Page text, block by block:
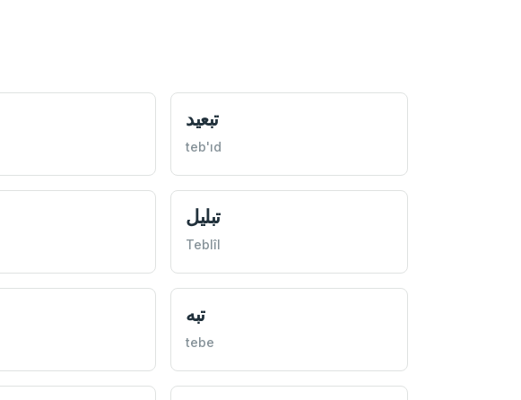
تبعيد
teb'ıd
تبليل
Teblîl
تبه
tebe